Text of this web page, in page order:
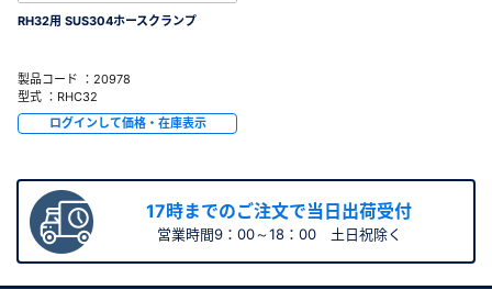
RH32用 SUS304ホースクランプ
製品コード ：20978
型式 ：RHC32
ログインして価格・在庫表示
17時までのご注文で当日出荷受付
営業時間9：00～18：00 土日祝除く